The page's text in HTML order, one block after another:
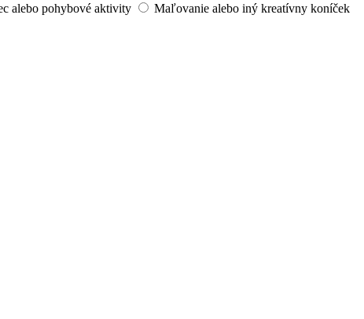
alebo pohybové aktivity Maľovanie alebo iný kreatívny koníček